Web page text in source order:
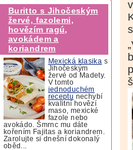
Buritto s Jihočeským
žervé, fazolemi,
hovězím ragú,
avokádem a
koriandrem
Mexická klasika s
Jihočeským
žervé od Madety.
V tomto
jednoduchém
receptu nechybí
kvalitní hovězí
maso, mexické
fazole nebo
avokádo. Šmrnc mu dáte
kořením Fajitas a koriandrem.
Zarolujte si dnešní dokonalý
oběd...